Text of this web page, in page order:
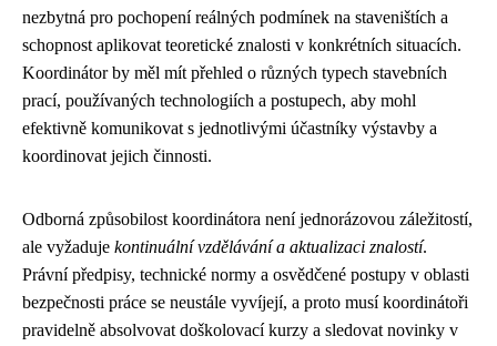
nezbytná pro pochopení reálných podmínek na staveništích a
schopnost aplikovat teoretické znalosti v konkrétních situacích.
Koordinátor by měl mít přehled o různých typech stavebních
prací, používaných technologiích a postupech, aby mohl
efektivně komunikovat s jednotlivými účastníky výstavby a
koordinovat jejich činnosti.
Odborná způsobilost koordinátora není jednorázovou záležitostí,
ale vyžaduje kontinuální vzdělávání a aktualizaci znalostí.
Právní předpisy, technické normy a osvědčené postupy v oblasti
bezpečnosti práce se neustále vyvíjejí, a proto musí koordinátoři
pravidelně absolvovat doškolovací kurzy a sledovat novinky v